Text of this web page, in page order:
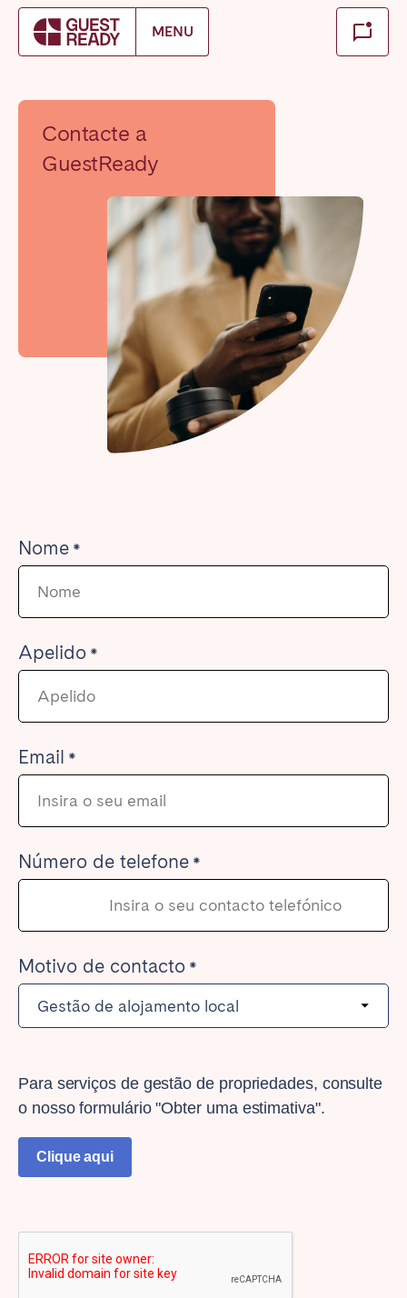
MENU
Make booking
Contacte a
GuestReady
Nome
Apelido
Email
Número de telefone
Motivo de contacto
Para serviços de gestão de propriedades, consulte
o nosso formulário "Obter uma estimativa".
Clique aqui
CAPTCHA
Fechar
Encontre a sua localização
PT There appear to be no locations available for your